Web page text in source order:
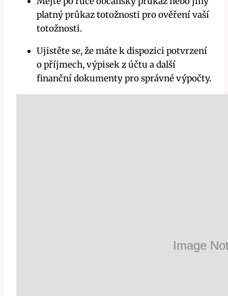
platný průkaz totožnosti pro ověření vaší
totožnosti.
Ujistěte se, že máte k dispozici potvrzení
o příjmech, výpisek z účtu a další
finanční dokumenty pro správné výpočty.